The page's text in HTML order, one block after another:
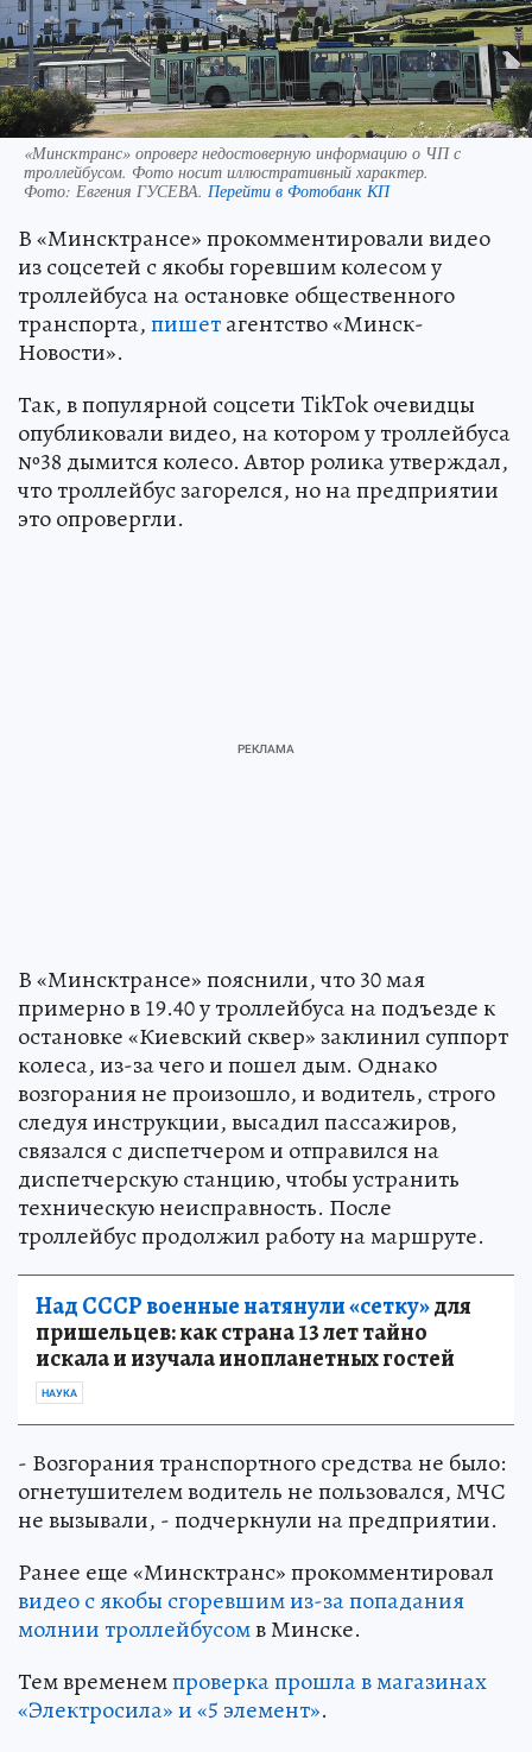
«Минсктранс» опроверг недостоверную информацию о ЧП с
троллейбусом. Фото носит иллюстративный характер.
Фото: Евгения ГУСЕВА. Перейти в Фотобанк КП
В «Минсктрансе» прокомментировали видео
из соцсетей с якобы горевшим колесом у
троллейбуса на остановке общественного
транспорта,пишетагентство «Минск-
Новости».
Так, в популярной соцсети TikTok очевидцы
опубликовали видео, на котором у троллейбуса
№38 дымится колесо. Автор ролика утверждал,
что троллейбус загорелся, но на предприятии
это опровергли.
В «Минсктрансе» пояснили, что 30 мая
примерно в 19.40 у троллейбуса на подъезде к
остановке «Киевский сквер» заклинил суппорт
колеса, из-за чего и пошел дым. Однако
возгорания не произошло, и водитель, строго
следуя инструкции, высадил пассажиров,
связался с диспетчером и отправился на
диспетчерскую станцию, чтобы устранить
техническую неисправность. После
троллейбус продолжил работу на маршруте.
Над СССР военные натянули «сетку»для
пришельцев: как страна 13 лет тайно
искала и изучала инопланетных гостей
НАУКА
- Возгорания транспортного средства не было:
огнетушителем водитель не пользовался, МЧС
не вызывали, - подчеркнули на предприятии.
Ранее еще «Минсктранс» прокомментировал
видео с якобы сгоревшим из-за попадания
молнии троллейбусомв Минске.
Тем временемпроверка прошла в магазинах
«Электросила» и «5 элемент».